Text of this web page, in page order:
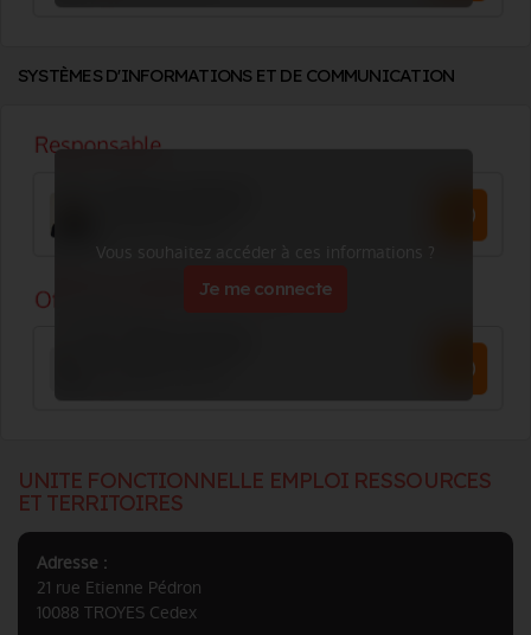
SYSTÈMES D'INFORMATIONS ET DE COMMUNICATION
Vous souhaitez accéder à ces informations ?
Je me connecte
UNITE FONCTIONNELLE EMPLOI RESSOURCES
ET TERRITOIRES
Adresse :
21 rue Etienne Pédron
10088 TROYES Cedex